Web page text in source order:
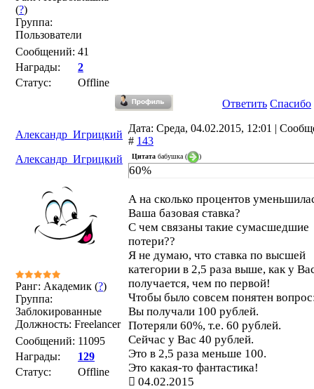
(?)
Группа:
Пользователи
Сообщений: 41
Награды:
2
Статус:
Offline
Ответить Спасибо
Александр_Игрицкий
Дата: Среда, 04.02.2015, 12:01 |
# 143
Александр_Игрицкий
Ранг: Академик (?)
Группа:
Заблокированные
Должность: Freelancer
Сообщений: 11095
Награды:
129
Статус:
Offline
Цитата бабушка ( )
60%
А на сколько процентов
Ваша базовая ставка?
С чем связаны такие сумасшедшие
потери??
Я не думаю, что ставка по высшей
категории в 2,5 раза выше, как у
получается, чем по первой!
Чтобы было совсем понятен
Вы получали 100 рублей.
Потеряли 60%, т.е. 60 рублей.
Сейчас у Вас 40 рублей.
Это в 2,5 раза меньше 100.
Это какая-то фантастика!
04.02.2015